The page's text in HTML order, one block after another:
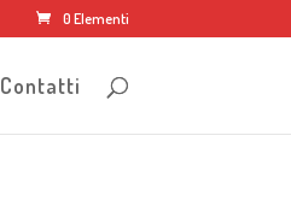
0 Elementi
Contatti